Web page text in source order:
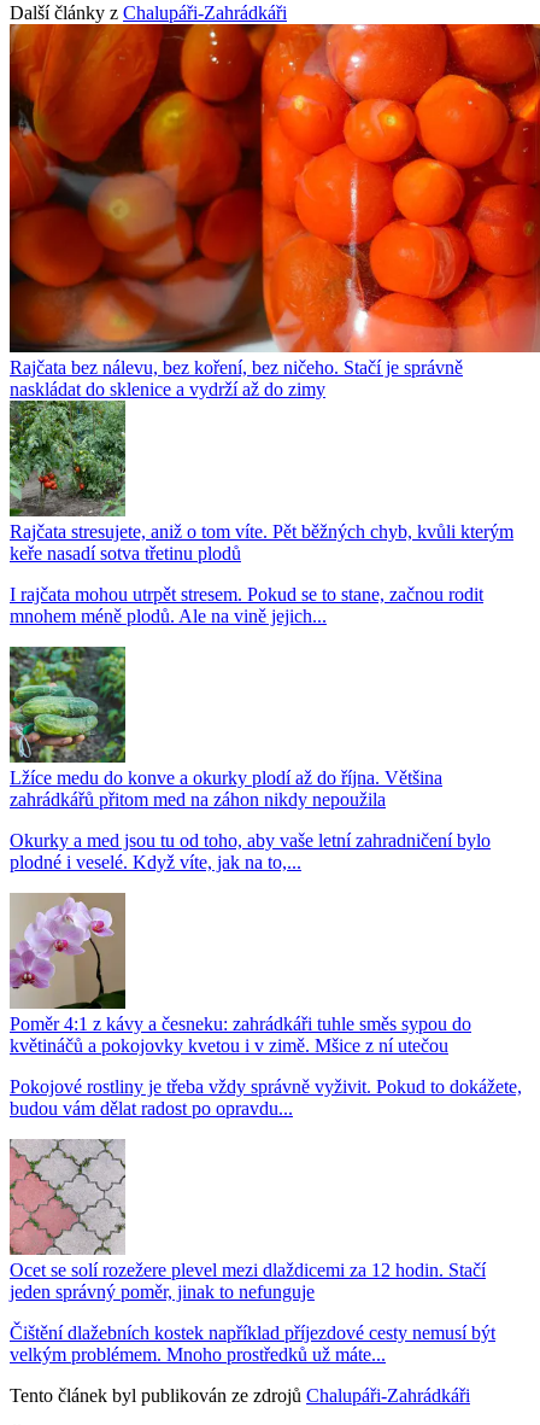
Další články z Chalupáři-Zahrádkáři
Rajčata bez nálevu, bez koření, bez ničeho. Stačí je správně
naskládat do sklenice a vydrží až do zimy
Rajčata stresujete, aniž o tom víte. Pět běžných chyb, kvůli kterým
keře nasadí sotva třetinu plodů
I rajčata mohou utrpět stresem. Pokud se to stane, začnou rodit
mnohem méně plodů. Ale na vině jejich...
Lžíce medu do konve a okurky plodí až do října. Většina
zahrádkářů přitom med na záhon nikdy nepoužila
Okurky a med jsou tu od toho, aby vaše letní zahradničení bylo
plodné i veselé. Když víte, jak na to,...
Poměr 4:1 z kávy a česneku: zahrádkáři tuhle směs sypou do
květináčů a pokojovky kvetou i v zimě. Mšice z ní utečou
Pokojové rostliny je třeba vždy správně vyživit. Pokud to dokážete,
budou vám dělat radost po opravdu...
Ocet se solí rozežere plevel mezi dlaždicemi za 12 hodin. Stačí
jeden správný poměr, jinak to nefunguje
Čištění dlažebních kostek například příjezdové cesty nemusí být
velkým problémem. Mnoho prostředků už máte...
Tento článek byl publikován ze zdrojů Chalupáři-Zahrádkáři